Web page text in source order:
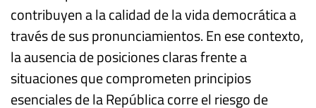
contribuyen a la calidad de la vida democrática a
través de sus pronunciamientos. En ese contexto,
la ausencia de posiciones claras frente a
situaciones que comprometen principios
esenciales de la República corre el riesgo de